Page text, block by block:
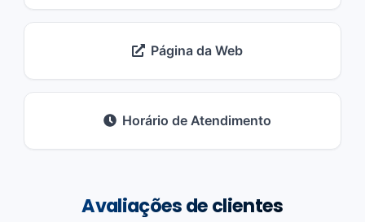
Página da Web
Horário de Atendimento
Avaliações de clientes